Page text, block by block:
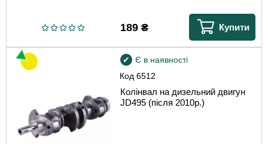
189₴ Купити
Код6512
Є в наявності
Колінвал на дизельний двигун
JD495 (після 2010р.)